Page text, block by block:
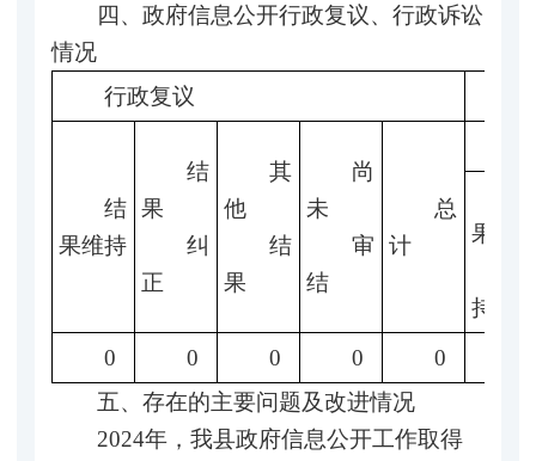
四、政府信息公开行政复议、行政诉讼
情况
行政复议
结
果维持
结
果
纠
正
其
他
结
果
尚
未
审
结
总
计
果
持
0
0 0 0 0
五、存在的主要问题及改进情况
2024年，我县政府信息公开工作取得